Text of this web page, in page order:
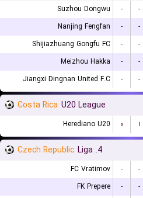
Suzhou Dongwu - -
Nanjing Fengfan
- -
Shijiazhuang Gongfu FC
- -
Meizhou Hakka
- -
Jiangxi Dingnan United F.C
- -
Costa Rica U20 League
Herediano U20 ۰ ۱
Czech Republic 4. Liga
FC Vratimov - -
FK Prepere
- -